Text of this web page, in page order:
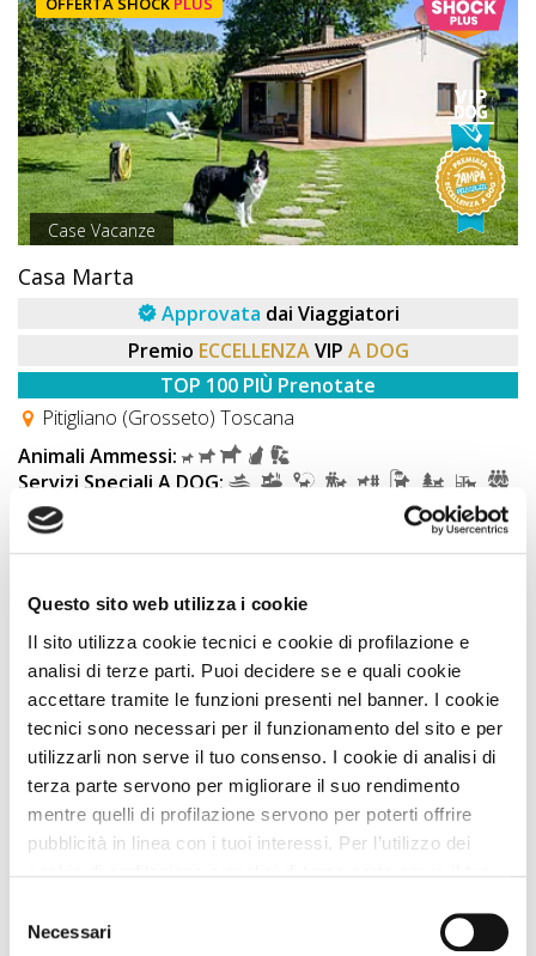
Questo sito web utilizza i cookie
Il sito utilizza cookie tecnici e cookie di profilazione e
analisi di terze parti. Puoi decidere se e quali cookie
accettare tramite le funzioni presenti nel banner. I cookie
tecnici sono necessari per il funzionamento del sito e per
utilizzarli non serve il tuo consenso. I cookie di analisi di
terza parte servono per migliorare il suo rendimento
mentre quelli di profilazione servono per poterti offrire
pubblicità in linea con i tuoi interessi. Per l’utilizzo dei
senza accettare” verranno installati solo i cookie tecnici.
delNecessari
Case Vacanze
Casa Marta
Approvata dai Viaggiatori
Premio ECCELLENZA VIP A DOG
TOP 100 PIÙ Prenotate
Pitigliano (Grosseto) Toscana
Animali Ammessi:
Servizi Speciali A DOG:
Ideale Per:
OMAGGI riservati
IN PIÙ compresi nell'offerta...
Vedi
OFFERTA SHOCKPLUS